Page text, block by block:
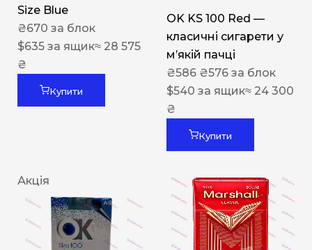
Size Blue
₴670 за блок
$635 за ящик≈ 28 575
₴
Купити
OK KS 100 Red —
класичні сигарети у
м’якій пачці
₴586 ₴576 за блок
$540 за ящик≈ 24 300
₴
Купити
Акція